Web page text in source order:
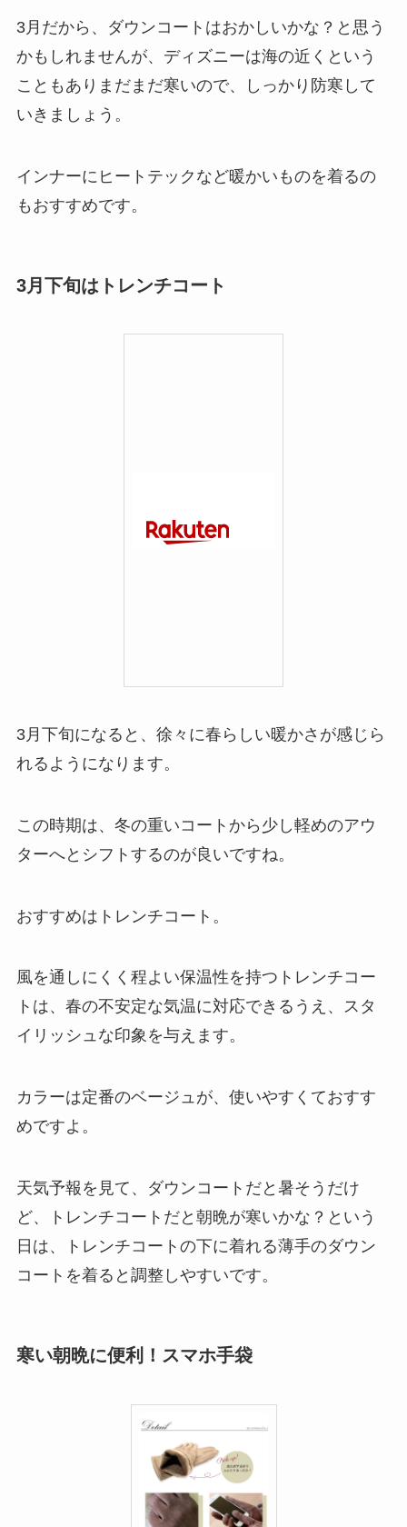
3月だから、ダウンコートはおかしいかな？と思う
かもしれませんが、ディズニーは海の近くという
こともありまだまだ寒いので、しっかり防寒して
いきましょう。
インナーにヒートテックなど暖かいものを着るの
もおすすめです。
3月下旬はトレンチコート
3月下旬になると、徐々に春らしい暖かさが感じら
れるようになります。
この時期は、冬の重いコートから少し軽めのアウ
ターへとシフトするのが良いですね。
おすすめはトレンチコート。
風を通しにくく程よい保温性を持つトレンチコー
トは、春の不安定な気温に対応できるうえ、スタ
イリッシュな印象を与えます。
カラーは定番のベージュが、使いやすくておすす
めですよ。
天気予報を見て、ダウンコートだと暑そうだけ
ど、トレンチコートだと朝晩が寒いかな？という
日は、トレンチコートの下に着れる薄手のダウン
コートを着ると調整しやすいです。
寒い朝晩に便利！スマホ手袋